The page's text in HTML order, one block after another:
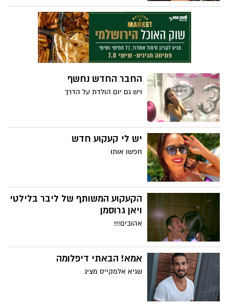
החבר החדש נחשף
ויש גם יום הולדת על הדרך
יש לי קעקוע חדש
חפשו אותו
הקעקוע המשותף של ליבר בלילטי
ויאן גרוסמן
אהובים!!!
אמא! הבאתי דיפלומה
שגיא אלמקייס מציג